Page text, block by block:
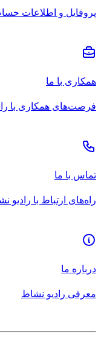
پروفایل و اطلاعات
همکاری با ما
فرصت‌های همکاری با
تماس با ما
راه‌های ارتباط با رادیو
درباره ما
معرفی رادیو نشاط